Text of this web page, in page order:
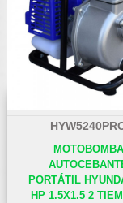
MOTOBOMBA
PORTÁTIL
HP 1.5X1.5 2